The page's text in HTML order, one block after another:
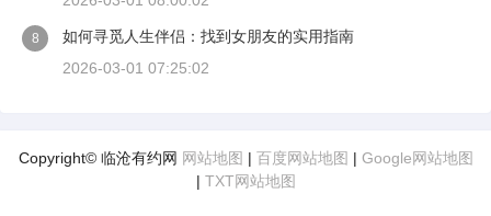
8
如何寻觅人生伴侣：找到女朋友的实用指南
2026-03-01 07:25:02
Copyright© 临沧有约网 网站地图 | 百度网站地图 | Google网站地图
| TXT网站地图